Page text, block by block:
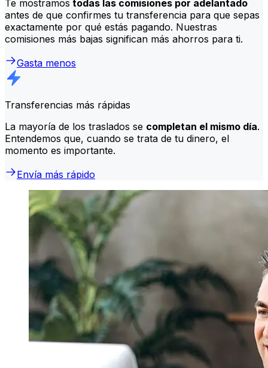
Te mostramos todas las comisiones por adelantado
antes de que confirmes tu transferencia para que sepas
exactamente por qué estás pagando. Nuestras
comisiones más bajas significan más ahorros para ti.
Gasta menos
Transferencias más rápidas
La mayoría de los traslados se completan el mismo día.
Entendemos que, cuando se trata de tu dinero, el
momento es importante.
Envía más rápido